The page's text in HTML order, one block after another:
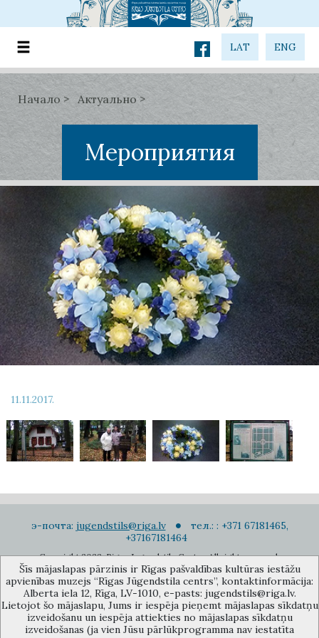
LAT ENG
Начало Актуально
Мероприятия
11.11.2017.
э-почта: jugendstils@riga.lv
тел.: : +371 67181465,
+37167181464
Copyright 2022. Rigas Jugendstila Centrs. All right reserved.
Подписаться на новости
Šīs mājaslapas pārzinis ir Rīgas pašvaldības kultūras iestāžu
apvienības muzejs “Rīgas Jūgendstila centrs”, kontaktinformācija:
Alberta iela 12, Rīga, LV-1010, e-pasts: jugendstils@riga.lv.
Lietojot šo mājaslapu, Jums ir iespēja pieņemt mājaslapas sīkdatņu
izveidošanu un iespēja attiekties no mājaslapas sīkdatņu
izveidošanas (ja vien Jūsu pārlūkprogramma nav iestatīta